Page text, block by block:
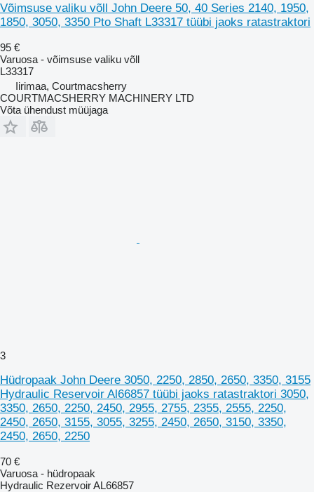
Võimsuse valiku võll John Deere 50, 40 Series 2140, 1950,
1850, 3050, 3350 Pto Shaft L33317 tüübi jaoks ratastraktori
95 €
Varuosa - võimsuse valiku võll
L33317
Iirimaa, Courtmacsherry
COURTMACSHERRY MACHINERY LTD
Võta ühendust müüjaga
3
Hüdropaak John Deere 3050, 2250, 2850, 2650, 3350, 3155
Hydraulic Reservoir Al66857 tüübi jaoks ratastraktori 3050,
3350, 2650, 2250, 2450, 2955, 2755, 2355, 2555, 2250,
2450, 2650, 3155, 3055, 3255, 2450, 2650, 3150, 3350,
2450, 2650, 2250
70 €
Varuosa - hüdropaak
Hydraulic Rezervoir AL66857